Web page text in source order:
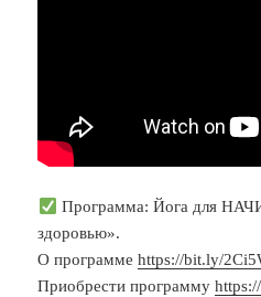
Программа: Йога для
здоровью».
О программеhttps://bit.ly/
Приобрести программу